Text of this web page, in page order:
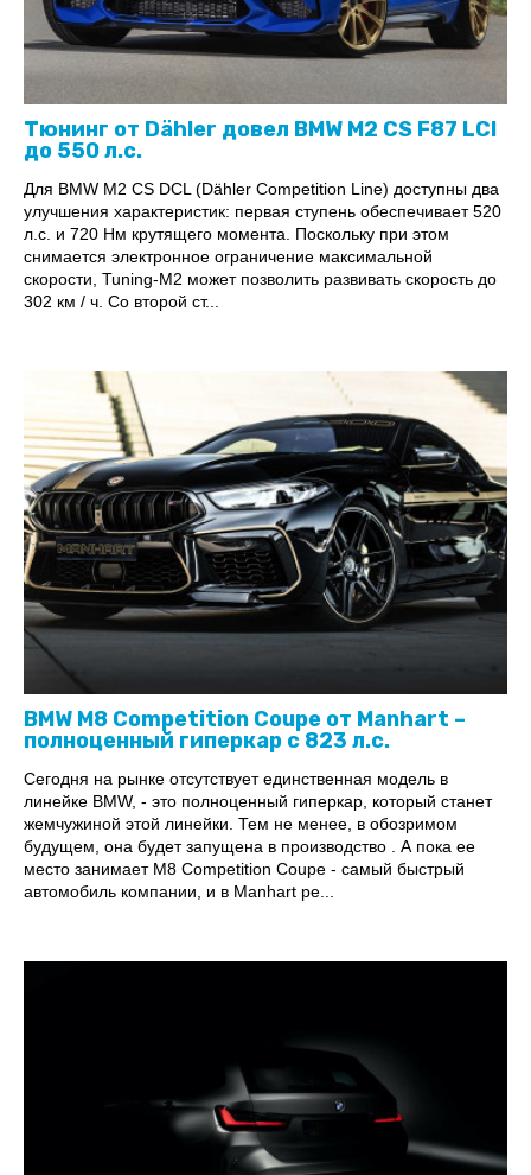
Тюнинг от Dähler довел BMW M2 CS F87 LCI
до 550 л.с.
Для BMW M2 CS DCL (Dähler Competition Line) доступны два
улучшения характеристик: первая ступень обеспечивает 520
л.с. и 720 Нм крутящего момента. Поскольку при этом
снимается электронное ограничение максимальной
скорости, Tuning-M2 может позволить развивать скорость до
302 км / ч. Со второй ст...
BMW M8 Competition Coupe от Manhart –
полноценный гиперкар с 823 л.с.
Сегодня на рынке отсутствует единственная модель в
линейке BMW, - это полноценный гиперкар, который станет
жемчужиной этой линейки. Тем не менее, в обозримом
будущем, она будет запущена в производство . А пока ее
место занимает M8 Competition Coupe - самый быстрый
автомобиль компании, и в Manhart ре...